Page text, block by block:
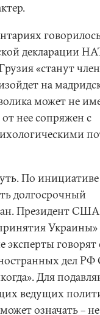
декларации
«станут
на
может не
нее сопряжен с
По
долгосрочный
Президент
Украины»
эксперты говорят
дел РФ
Для
ведущих
означать –